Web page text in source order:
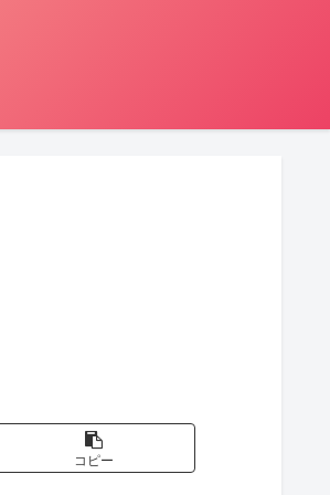
コピー